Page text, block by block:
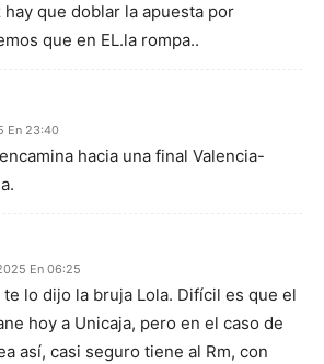
que doblar la apuesta por
que en EL.la rompa..
En 23:40
hacia una final Valencia-
En 06:25
te lo dijo la bruja Lola. Difícil es que el
hoy a Unicaja, pero en el caso de
así, casi seguro tiene al Rm, con